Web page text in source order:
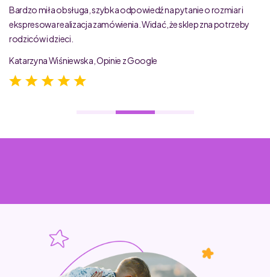
Bardzo miła obsługa, szybka odpowiedź na pytanie o rozmiar i
ekspresowa realizacja zamówienia. Widać, że sklep zna potrzeby
rodziców i dzieci.
Katarzyna Wiśniewska, Opinie z Google